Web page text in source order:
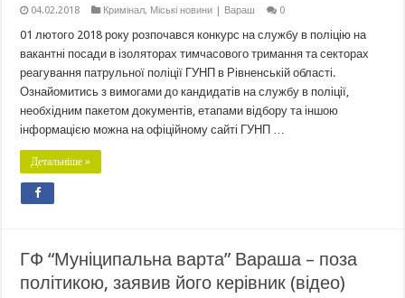
04.02.2018 Кримінал, Міські новини | Вараш 0
01 лютого 2018 року розпочався конкурс на службу в поліцію на
вакантні посади в ізоляторах тимчасового тримання та секторах
реагування патрульної поліції ГУНП в Рівненській області.
Ознайомитись з вимогами до кандидатів на службу в поліції,
необхідним пакетом документів, етапами відбору та іншою
інформацією можна на офіційному сайті ГУНП …
Детальніше »
ГФ “Муніципальна варта” Вараша – поза
політикою, заявив його керівник (відео)